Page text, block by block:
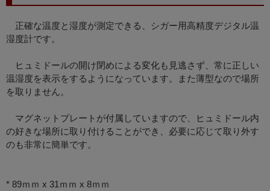
正確な温度と湿度が測定できる、シガー用高精度デジタル温
湿度計です。
ヒュミドールの開け閉めによる変化も見逃さず、常に正しい
温湿度を表示をするようになっています。また薄型なので場所
を取りません。
マグネットプレートが付属していますので、ヒュミドール内
の好きな場所に取り付けることができ、必要に応じて取り外す
のも非常に簡単です。
* 89ｍｍ x 31ｍｍ x 8ｍｍ